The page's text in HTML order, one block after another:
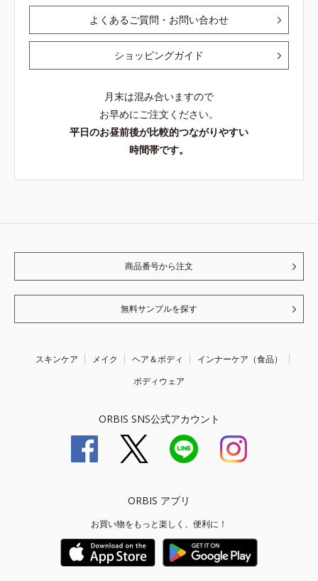
よくあるご質問・お問い合わせ
ショッピングガイド
月末は混み合いますので
お早めにご注文ください。
平日のお昼前後が比較的つながりやすい
時間帯です。
商品番号から注文
無料サンプルを探す
スキンケア メイク ヘア＆ボディ
インナーケア（食品）
ボディウェア
ORBIS SNS公式アカウント
ORBIS アプリ
お買い物をもっと楽しく、便利に！